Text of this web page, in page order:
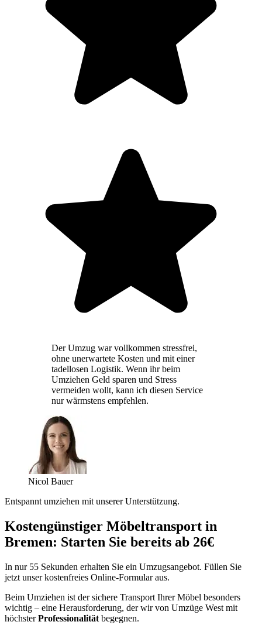
Der Umzug war vollkommen stressfrei,
ohne unerwartete Kosten und mit einer
tadellosen Logistik. Wenn ihr beim
Umziehen Geld sparen und Stress
vermeiden wollt, kann ich diesen Service
nur wärmstens empfehlen.
Nicol Bauer
Entspannt umziehen mit unserer Unterstützung.
Kostengünstiger Möbeltransport in
Bremen: Starten Sie bereits ab 26€
In nur 55 Sekunden erhalten Sie ein Umzugsangebot. Füllen Sie
jetzt unser kostenfreies Online-Formular aus.
Beim Umziehen ist der sichere Transport Ihrer Möbel besonders
wichtig – eine Herausforderung, der wir von Umzüge West mit
höchsterProfessionalität begegnen.